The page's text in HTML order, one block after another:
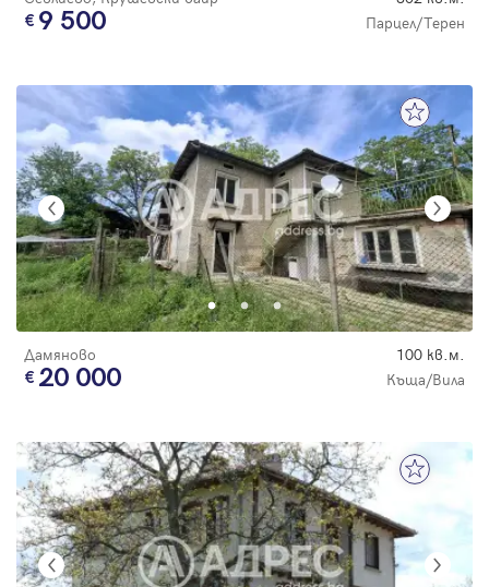
9 500 Парцел/Терен
Дамяново 100 кв.м.
20 000 Къща/Вила